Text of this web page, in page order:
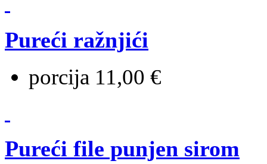
Pureći ražnjići
porcija 11,00 €
Pureći file punjen sirom